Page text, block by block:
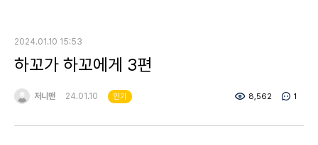
2024.01.10 15:53
하꼬가 하꼬에게 3편
저니맨 24.01.10 인기 8,562 1